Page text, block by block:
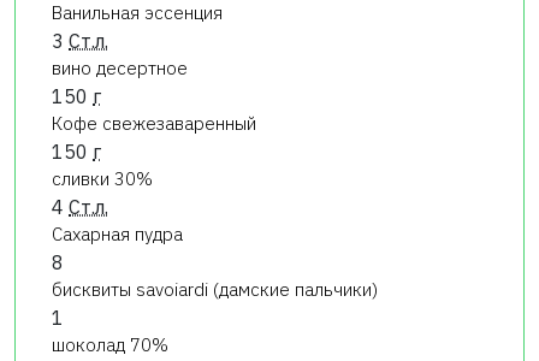
Ванильная эссенция
3 Ст.л.
вино десертное
150 г
Кофе свежезаваренный
150 г
сливки 30%
4 Ст.л.
Сахарная пудра
8
бисквиты savoiardi (дамские пальчики)
1
шоколад 70%